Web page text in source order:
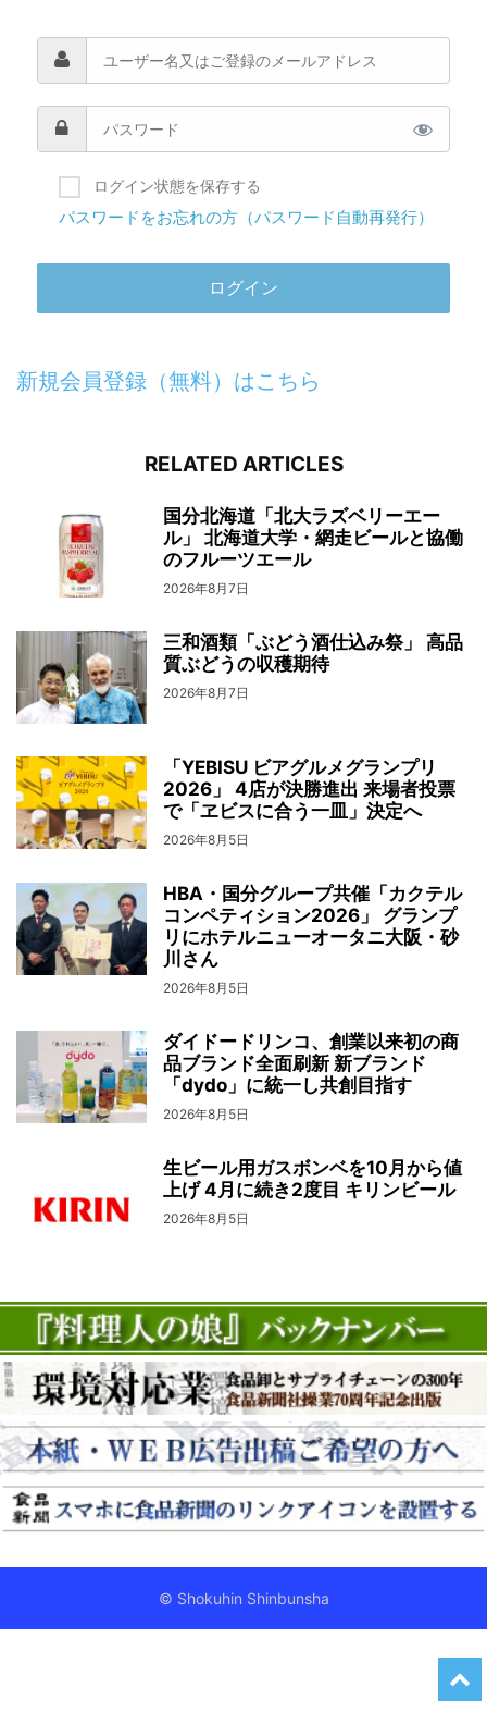
ログイン状態を保存する
パスワードをお忘れの方（パスワード自動再発行）
新規会員登録（無料）はこちら
RELATED ARTICLES
国分北海道「北大ラズベリーエー
ル」 北海道大学・網走ビールと協働
のフルーツエール
2026年8月7日
三和酒類「ぶどう酒仕込み祭」 高品
質ぶどうの収穫期待
2026年8月7日
「YEBISU ビアグルメグランプリ
2026」 4店が決勝進出 来場者投票
で「ヱビスに合う一皿」決定へ
2026年8月5日
HBA・国分グループ共催「カクテル
コンペティション2026」 グランプ
リにホテルニューオータニ大阪・砂
川さん
2026年8月5日
ダイドードリンコ、創業以来初の商
品ブランド全面刷新 新ブランド
「dydo」に統一し共創目指す
2026年8月5日
生ビール用ガスボンベを10月から値
上げ 4月に続き2度目 キリンビール
2026年8月5日
© Shokuhin Shinbunsha